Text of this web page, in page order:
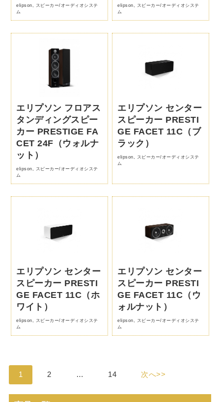
elipson, スピーカー/オーディオシステ
ム
elipson, スピーカー/オーディオシステ
ム
エリプソン フロアス
タンディングスピー
カー PRESTIGE FA
CET 24F（ウォルナ
ット）
elipson
スピーカー/オーディオシステ
ム
エリプソン センター
スピーカー PRESTI
GE FACET 11C（ブ
ラック）
elipson
スピーカー/オーディオシステ
ム
エリプソン センター
スピーカー PRESTI
GE FACET 11C（ホ
ワイト）
elipson
スピーカー/オーディオシステ
ム
エリプソン センター
スピーカー PRESTI
GE FACET 11C（ウ
ォルナット）
elipson
スピーカー/オーディオシステ
ム
1 2 … 14 次へ>>